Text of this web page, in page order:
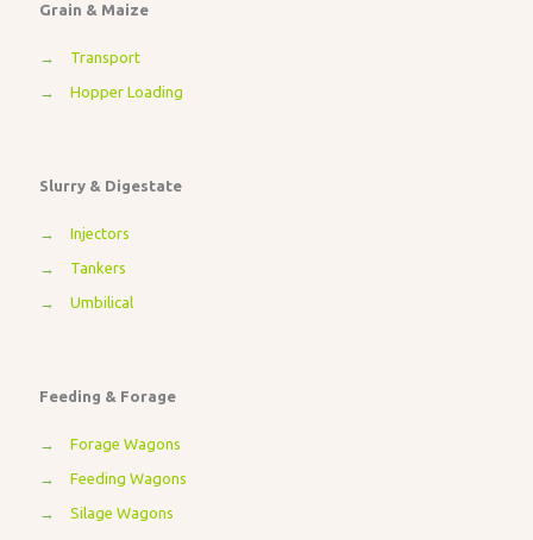
Grain & Maize
→ Transport
→ Hopper Loading
Slurry & Digestate
→ Injectors
→ Tankers
→ Umbilical
Feeding & Forage
→ Forage Wagons
→ Feeding Wagons
→ Silage Wagons